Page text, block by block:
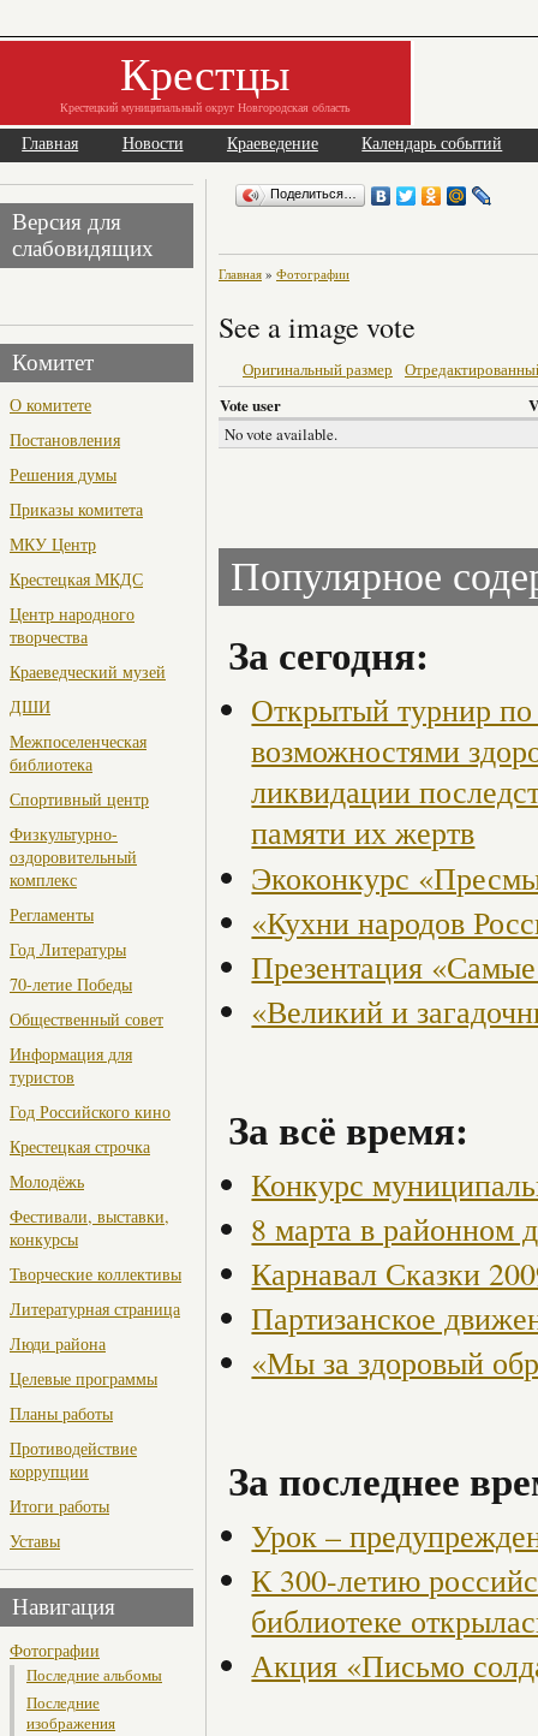
Крестцы
Крестецкий муниципальный округ Новгородская область
Главная Новости Краеведение Календарь событий
Версия для
слабовидящих
Комитет
О комитете
Постановления
Решения думы
Приказы комитета
МКУ Центр
Крестецкая МКДС
Центр народного
творчества
Краеведческий музей
ДШИ
Межпоселенческая
библиотека
Спортивный центр
Физкультурно-
оздоровительный
комплекс
Регламенты
Год Литературы
70-летие Победы
Общественный совет
Информация для
туристов
Год Российского кино
Крестецкая строчка
Молодёжь
Фестивали, выставки,
конкурсы
Творческие коллективы
Литературная страница
Люди района
Целевые программы
Планы работы
Противодействие
коррупции
Итоги работы
Уставы
Навигация
Фотографии
Последние альбомы
Последние
изображения
Поделиться…
Главная » Фотографии
See a image vote
Оригинальный размер
Vote user
No vote available.
Популярное
За сегодня:
Открытый турнир
возможностями
ликвидации
памяти их жертв
Экоконкурс
«Кухни народов
Презентация
«Великий и
За всё время:
Конкурс
8 марта в районном
Карнавал Сказки
Партизанское
«Мы за здоровый
За последнее
Урок –
К 300-летию
библиотеке
Акция «Письмо